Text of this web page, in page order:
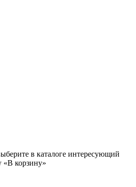
в каталоге интересующий
«В корзину»